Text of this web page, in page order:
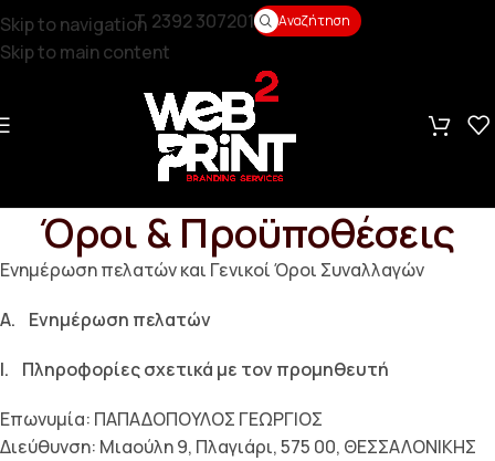
Skip to navigation
Skip to main content
T. 2392 307201 Αναζήτηση
Όροι & Προϋποθέσεις
Ενηµέρωση πελατών και Γενικοί Όροι Συναλλαγών
A. Ενηµέρωση πελατών
I. Πληροφορίες σχετικά µε τον προµηθευτή
Επωνυμία: ΠΑΠΑΔΟΠΟΥΛΟΣ ΓΕΩΡΓΙΟΣ
Διεύθυνση: Μιαούλη 9, Πλαγιάρι, 575 00, ΘΕΣΣΑΛΟΝΙΚΗΣ